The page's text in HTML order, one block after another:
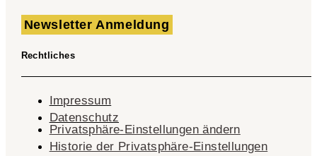
Newsletter Anmeldung
Rechtliches
Impressum
Datenschutz
Privatsphäre-Einstellungen ändern
Historie der Privatsphäre-Einstellungen